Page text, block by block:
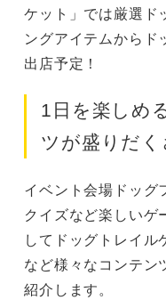
ケット」では厳選ド
ングアイテムからド
出店予定！
1日を楽しめ
ツが盛りだく
イベント会場ドッグ
クイズなど楽しいゲ
してドッグトレイ
など様々なコンテン
紹介します。